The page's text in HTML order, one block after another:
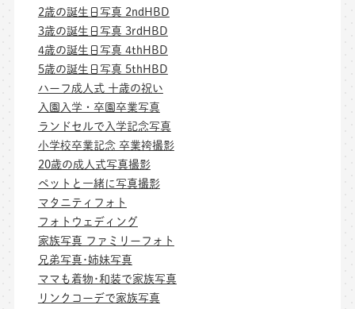
2歳の誕生日写真 2ndHBD
3歳の誕生日写真 3rdHBD
4歳の誕生日写真 4thHBD
5歳の誕生日写真 5thHBD
ハーフ成人式 十歳の祝い
入園入学・卒園卒業写真
ランドセルで入学記念写真
小学校卒業記念 卒業袴撮影
20歳の成人式写真撮影
ペットと一緒に写真撮影
マタニティフォト
フォトウェディング
家族写真 ファミリーフォト
兄弟写真･姉妹写真
ママも着物･和装で家族写真
リンクコーデで家族写真